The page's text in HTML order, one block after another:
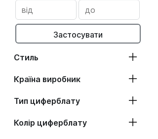
Застосувати
Стиль
Країна виробник
Тип циферблату
Колір циферблату